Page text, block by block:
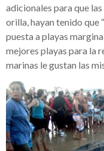
adicionales para que
orilla, hayan tenido que
puesta a playas
mejores playas para la
marinas le gustan las